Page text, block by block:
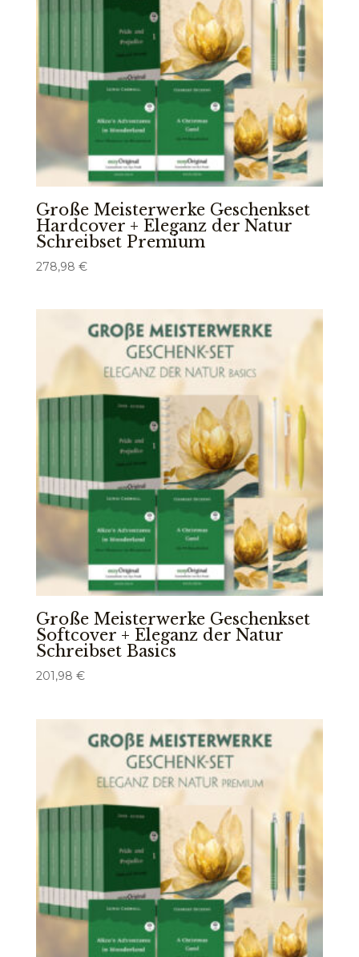
Große Meisterwerke Geschenkset
Hardcover + Eleganz der Natur
Schreibset Premium
278,98 €
Große Meisterwerke Geschenkset
Softcover + Eleganz der Natur
Schreibset Basics
201,98 €